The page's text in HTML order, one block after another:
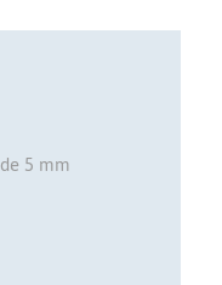
5 mm